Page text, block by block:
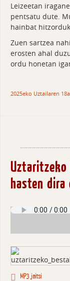
Leizeetan
pentsatu dute.
hainbat
Zuen sartzea
erosten ahal
ordu honetan
2025eko Uztailaren 18a
hasten
MP3 jaitsi